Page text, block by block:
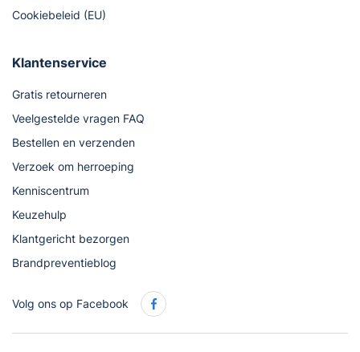
Cookiebeleid (EU)
Klantenservice
Gratis retourneren
Veelgestelde vragen FAQ
Bestellen en verzenden
Verzoek om herroeping
Kenniscentrum
Keuzehulp
Klantgericht bezorgen
Brandpreventieblog
Volg ons op Facebook